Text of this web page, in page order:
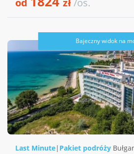
Bajeczny widok na
Last Minute| Pakiet podróży